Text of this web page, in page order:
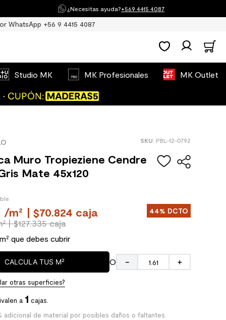
¿Necesitas ayuda?+569 4415 4087
WhatsApp +56 9 4415 4087
Studio MK MK Profesionales MK Outlet
: PBL-12-0792
Muro Tropieziene Cendre
Mate 45x120
/m² | $70.824 caja 44% DCTO
| $127.335 caja
que debes cubrir
CALCULA TUS M² O ＋
－
otras superficies?
a 1 cajas.
adicional de material por posibles daños o faltantes.